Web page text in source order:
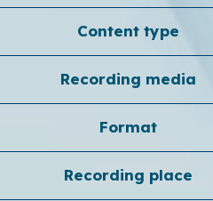
Content type
Recording media
Format
Recording place